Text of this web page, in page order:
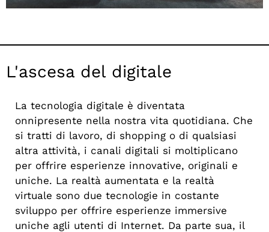
L'ascesa del digitale
La tecnologia digitale è diventata
onnipresente nella nostra vita quotidiana. Che
si tratti di lavoro, di shopping o di qualsiasi
altra attività, i canali digitali si moltiplicano
per offrire esperienze innovative, originali e
uniche. La realtà aumentata e la realtà
virtuale sono due tecnologie in costante
sviluppo per offrire esperienze immersive
uniche agli utenti di Internet. Da parte sua, il